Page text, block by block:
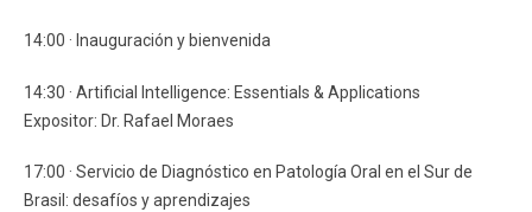
14:00 · Inauguración y bienvenida
14:30 · Artificial Intelligence: Essentials & Applications
Expositor: Dr. Rafael Moraes
17:00 · Servicio de Diagnóstico en Patología Oral en el Sur de
Brasil: desafíos y aprendizajes